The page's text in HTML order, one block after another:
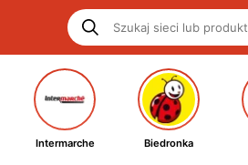
Intermarche Biedronka